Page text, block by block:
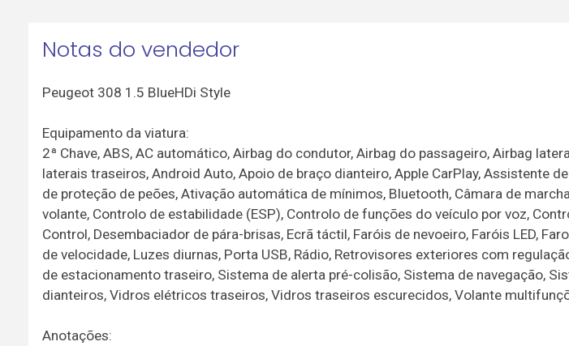
Notas do vendedor
Peugeot 308 1.5 BlueHDi Style
Equipamento da viatura:
2ª Chave, ABS, AC automático, Airbag do condutor, Airbag do passageiro, Airbag
laterais traseiros, Android Auto, Apoio de braço dianteiro, Apple CarPlay, Assistente
de proteção de peões, Ativação automática de mínimos, Bluetooth, Câmara de
volante, Controlo de estabilidade (ESP), Controlo de funções do veículo por voz,
Control, Desembaciador de pára-brisas, Ecrã táctil, Faróis de nevoeiro, Faróis LED,
de velocidade, Luzes diurnas, Porta USB, Rádio, Retrovisores exteriores com
de estacionamento traseiro, Sistema de alerta pré-colisão, Sistema de navegação,
dianteiros, Vidros elétricos traseiros, Vidros traseiros escurecidos, Volante
Anotações: